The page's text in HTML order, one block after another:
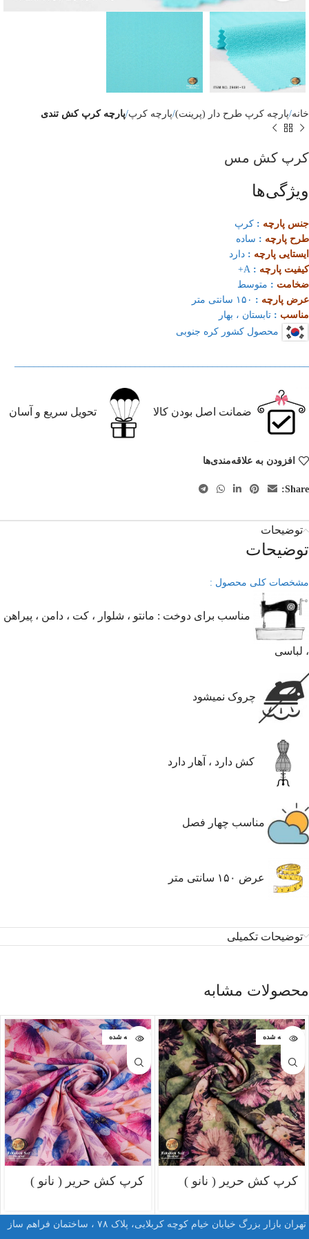
خانه پارچه کرپ طرح دار (پرینت) پارچه کرپ پارچه کرپ کش تندی
کرپ کش مس
ویژگی‌ها
جنس پارچه : کرپ
طرح پارچه : ساده
ایستایی پارچه : دارد
کیفیت پارچه :
ضخامت : متوسط
عرض پارچه :
مناسب : تابستان ، بهار
محصول کشور کره جنوبی
ضمانت اصل بودن کالا تحویل سریع و آسان
افزودن به علاقه‌مندی‌ها
Share:
توضیحات
توضیحات
مشخصات کلی محصول :
مناسب برای دوخت : مانتو ، شلوار ، کت ، دامن ، پیراهن
، لباسی
چروک نمیشود
کش دارد ، آهار دارد
مناسب چهار فصل
عرض ۱۵۰ سانتی متر
توضیحات تکمیلی
محصولات مشابه
فروخته شده
کرپ کش حریر ( نانو )
فروخته شده
کرپ کش حریر ( نانو )
تهران بازار بزرگ خیابان خیام کوچه کربلایی، پلاک ۷۸ ، ساختمان فراهم ساز